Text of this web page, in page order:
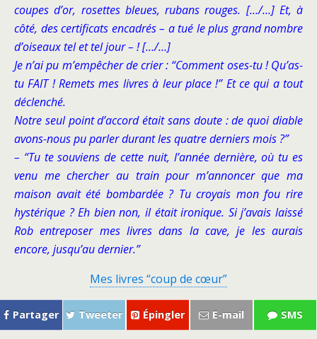
coupes d’or, rosettes bleues, rubans rouges. […/…] Et, à
côté, des certificats encadrés – a tué le plus grand nombre
d’oiseaux tel et tel jour – ! […/…]
Je n’ai pu m’empêcher de crier : “Comment oses-tu ! Qu’as-
tu FAIT ! Remets mes livres à leur place !” Et ce qui a tout
déclenché.
Notre seul point d’accord était sans doute : de quoi diable
avons-nous pu parler durant les quatre derniers mois ?”
– “Tu te souviens de cette nuit, l’année dernière, où tu es
venu me chercher au train pour m’annoncer que ma
maison avait été bombardée ? Tu croyais mon fou rire
hystérique ? Eh bien non, il était ironique. Si j’avais laissé
Rob entreposer mes livres dans la cave, je les aurais
encore, jusqu’au dernier.”
Mes livres “coup de cœur”
Partager Tweeter Épingler E-mail SMS